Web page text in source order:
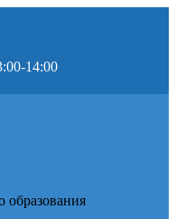
14:00
образования